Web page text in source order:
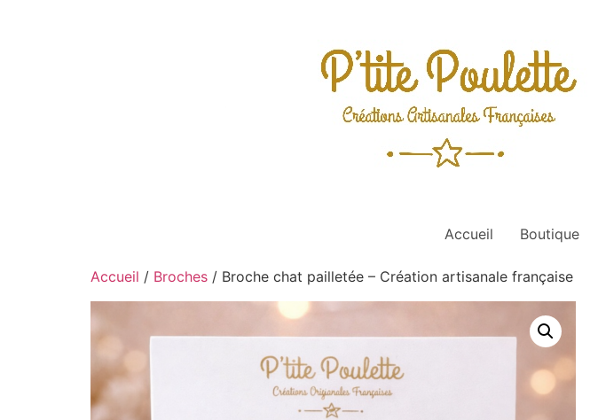
Accueil Boutique
Accueil / Broches / Broche chat pailletée – Création artisanale française